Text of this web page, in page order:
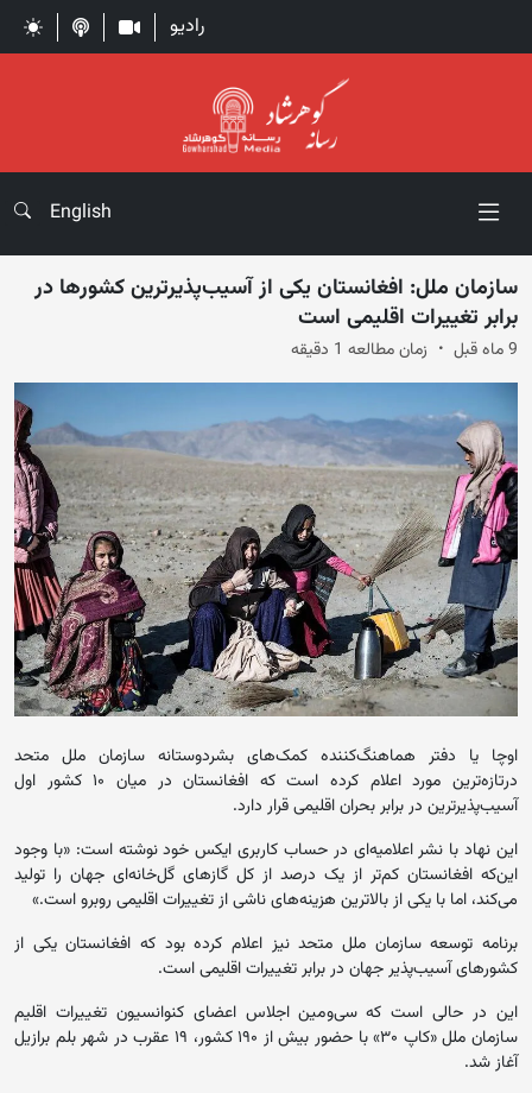
رادیو
English
سازمان ملل: افغانستان یکی از آسیب‌پذیرترین کشورها در
برابر تغییرات اقلیمی است
9 ماه قبل زمان مطالعه 1 دقیقه
اوچا یا دفتر هماهنگ‌کننده کمک‌های بشردوستانه سازمان ملل متحد
درتازه‌ترین مورد اعلام کرده است که افغانستان در میان ۱۰ کشور اول
آسیب‌پذیرترین در برابر بحران اقلیمی قرار دارد.
این نهاد با نشر اعلامیه‌ای در حساب کاربری ایکس خود نوشته است: «با وجود
این‌که افغانستان کم‌تر از یک درصد از کل گازهای گل‌خانه‌ای جهان را تولید
می‌کند، اما با یکی از بالاترین هزینه‌های ناشی از تغییرات اقلیمی روبرو است.»
برنامه توسعه سازمان ملل متحد نیز اعلام کرده بود که افغانستان یکی از
کشورهای آسیب‌پذیر جهان در برابر تغییرات اقلیمی است.
این در حالی است که سی‌ومین اجلاس اعضای کنوانسیون تغییرات اقلیم
سازمان ملل «کاپ ۳۰» با حضور بیش از ۱۹۰ کشور، ۱۹ عقرب در شهر بلم برازیل
آغاز شد.